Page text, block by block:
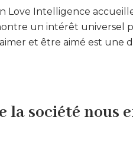
Love Intelligence
un intérêt universel
aimer et être aimé est une
la société